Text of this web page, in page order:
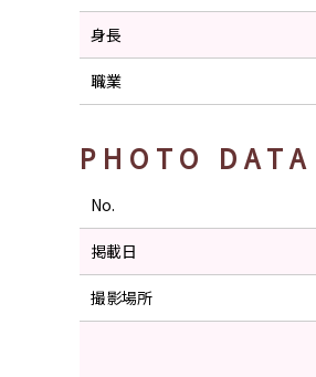
身長
職業
PHOTO DATA
No.
掲載日
撮影場所